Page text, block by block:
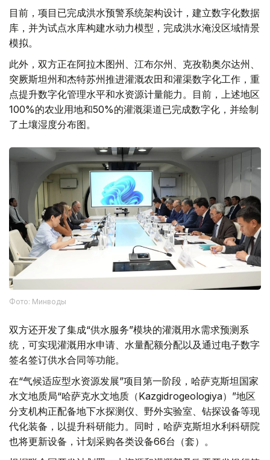
目前，项目已完成洪水预警系统架构设计，建立数字化数据
库，并为试点水库构建水动力模型，完成洪水淹没区域情景
模拟。
此外，双方正在阿拉木图州、江布尔州、克孜勒奥尔达州、
突厥斯坦州和杰特苏州推进灌溉农田和灌渠数字化工作，重
点提升数字化管理水平和水资源计量能力。目前，上述地区
100%的农业用地和50%的灌溉渠道已完成数字化，并绘制
了土壤湿度分布图。
Фото: Минводы
双方还开发了集成“供水服务”模块的灌溉用水需求预测系
统，可实现灌溉用水申请、水量配额分配以及通过电子数字
签名签订供水合同等功能。
在“气候适应型水资源发展”项目第一阶段，哈萨克斯坦国家
水文地质局“哈萨克水文地质（Kazgidrogeologiya）”地区
分支机构正配备地下水探测仪、野外实验室、钻探设备等现
代化装备，以提升科研能力。同时，哈萨克斯坦水利科研院
也将更新设备，计划采购各类设备66台（套）。